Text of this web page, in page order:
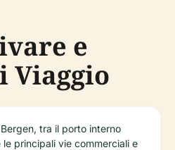
e
Viaggio
tra il porto interno
le principali vie commerciali e